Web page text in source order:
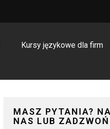
Kursy językowe dla firm
MASZ PYTANIA?
NAS LUB ZADZWOŃ